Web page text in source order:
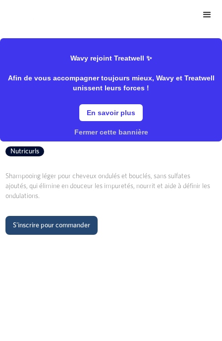
Wavy rejoint Treatwell ✨
Afin de vous accompagner toujours mieux, Wavy et Treatwell
unissent leurs forces !
En savoir plus
Fermer cette bannière
Shampooing Waves
Nutricurls
Shampooing léger pour cheveux ondulés et bouclés, sans sulfates
ajoutés, qui élimine en douceur les impuretés, nourrit et aide à définir les
ondulations.
S'inscrire pour commander